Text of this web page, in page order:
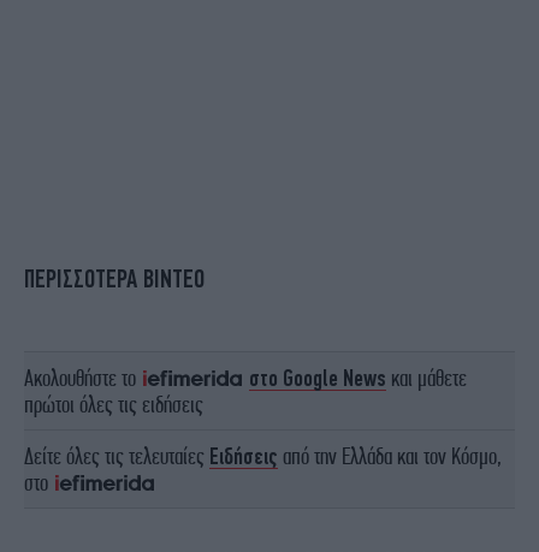
ΠΕΡΙΣΣΟΤΕΡΑ ΒΙΝΤΕΟ
Ακολουθήστε το στο Google News και μάθετε
πρώτοι όλες τις ειδήσεις
Δείτε όλες τις τελευταίες Ειδήσεις από την Ελλάδα και τον Κόσμο,
στο